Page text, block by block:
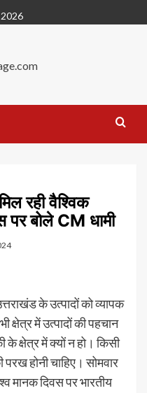
रही वैश्विक
पर बोले CM धामी
के उत्पादों को व्यापक
क्षेत्र में उत्पादों की पहचान
के क्षेत्र में क्यों न हो। किसी
होनी चाहिए। सोमवार
मानक दिवस पर भारतीय